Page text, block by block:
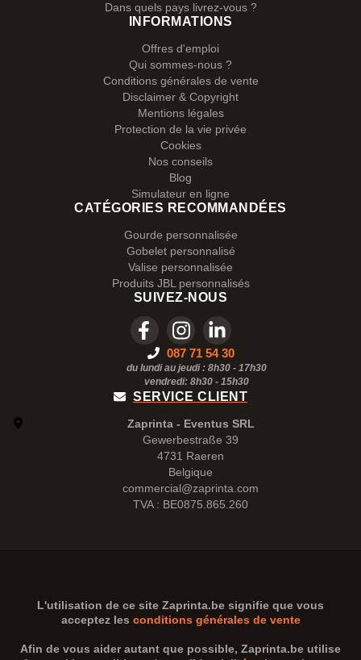
Dans quels pays livrez-vous ?
INFORMATIONS
Offres d'emploi
Qui sommes-nous ?
Conditions générales de vente
Disclaimer & Copyright
Mentions légales
Protection de la vie privée
Cookies
Nos conseils
Blog
Simulateur en ligne
CATÉGORIES RECOMMANDÉES
Gourde personnalisée
Gobelet personnalisé
Valise personnalisée
Produits JBL personnalisés
SUIVEZ-NOUS
087 71 54 30
du lundi au jeudi : 8h30 - 17h30
vendredi: 8h30 - 15h30
SERVICE CLIENT
Zaprinta - Eventus SRL
Gewerbestraße 39
4731 Raeren
Belgique
commercial@zaprinta.com
TVA : BE0875.865.260
L'utilisation de ce site Zaprinta.be signifie que vous
acceptez les conditions générales de vente
Afin de vous aider autant que possible, Zaprinta.be utilise